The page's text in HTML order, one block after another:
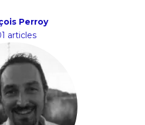
Perroy
articles